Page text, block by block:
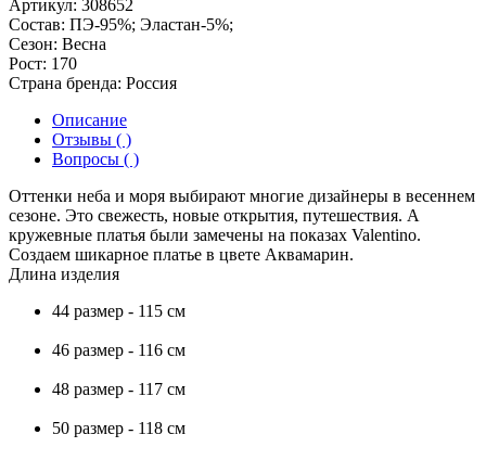
Артикул: 308652
Состав: ПЭ-95%; Эластан-5%;
Сезон: Весна
Рост: 170
Страна бренда: Россия
Описание
Отзывы ( )
Вопросы ( )
Оттенки неба и моря выбирают многие дизайнеры в весеннем
сезоне. Это свежесть, новые открытия, путешествия. А
кружевные платья были замечены на показах Valentino.
Создаем шикарное платье в цвете Аквамарин.
Длина изделия
44 размер - 115 см
46 размер - 116 см
48 размер - 117 см
50 размер - 118 см